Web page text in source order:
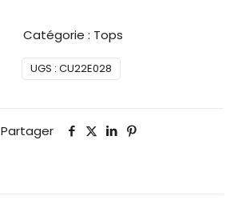
UGS : CU22E028
Catégorie : Tops
Partager